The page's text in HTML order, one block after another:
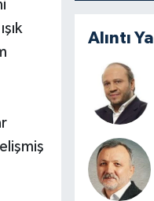
Alıntı